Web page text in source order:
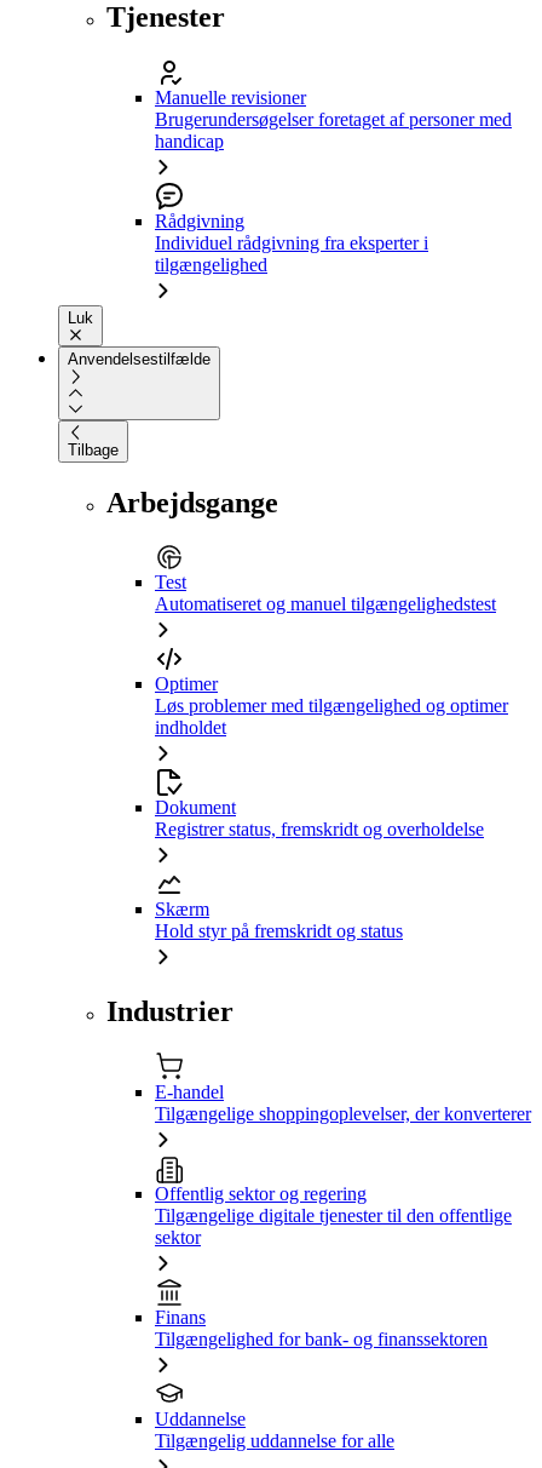
Tjenester
Manuelle revisioner
Brugerundersøgelser foretaget af personer med
handicap
Rådgivning
Individuel rådgivning fra eksperter i
tilgængelighed
Luk
Anvendelsestilfælde
Tilbage
Arbejdsgange
Test
Automatiseret og manuel tilgængelighedstest
Optimer
Løs problemer med tilgængelighed og optimer
indholdet
Dokument
Registrer status, fremskridt og overholdelse
Skærm
Hold styr på fremskridt og status
Industrier
E-handel
Tilgængelige shoppingoplevelser, der konverterer
Offentlig sektor og regering
Tilgængelige digitale tjenester til den offentlige
sektor
Finans
Tilgængelighed for bank- og finanssektoren
Uddannelse
Tilgængelig uddannelse for alle